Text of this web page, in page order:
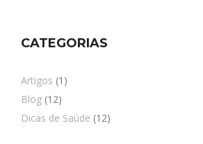
CATEGORIAS
Artigos (1)
Blog (12)
Dicas de Saúde (12)